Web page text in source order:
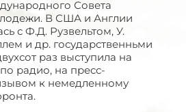
Совета
В США и Англии
с Ф.Д. Рузвельтом, У.
и др. государственньми
раз выступила на
радио, на пресс-
к немедленному